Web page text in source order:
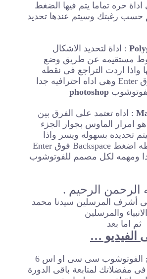
حره تماما يتم فيها الضغط
رغبتك وسيتم عندها تحديد
: اداة لتحديد الاشكال
مستقيمه عن طريق وضع
واذا اردت التراجع فى نقطه
اضغط Backspace فوق Enter وهى اداه احترافيه جدا
photoshop
: اداه تعتمد على الفرق بين
امرار الماوس بجوار الجزء
تحديده بسهوله ويسر واذا
اردت التراجع فى نقطه اضغط Backspace فوق Enter
ومهمه لكل مصمم للفوتوشوب
الرحمن الرحيم .
أشرف المرسلين سيدنا محمد
والمرسلين
ثم اما بعد
الفيديو …